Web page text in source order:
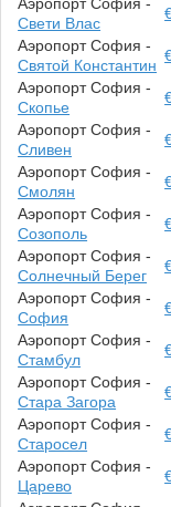
Свети Влас
Аэропорт София -
Святой Константин
Аэропорт София -
Скопье
Аэропорт София -
Сливен
Аэропорт София -
Смолян
Аэропорт София -
Созополь
Аэропорт София -
Солнечный Берег
Аэропорт София -
София
Аэропорт София -
Стамбул
Аэропорт София -
Стара Загора
Аэропорт София -
Старосел
Аэропорт София -
Царево